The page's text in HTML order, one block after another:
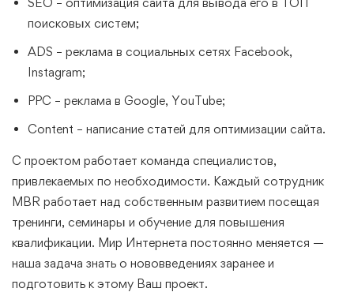
поисковых систем;
ADS – реклама в социальных сетях Facebook,
Instagram;
PPC – реклама в Google, YouTube;
Content – написание статей для оптимизации сайта.
С проектом работает команда специалистов,
привлекаемых по необходимости. Каждый сотрудник
MBR работает над собственным развитием посещая
тренинги, семинары и обучение для повышения
квалификации. Мир Интернета постоянно меняется —
наша задача знать о нововведениях заранее и
подготовить к этому Ваш проект.